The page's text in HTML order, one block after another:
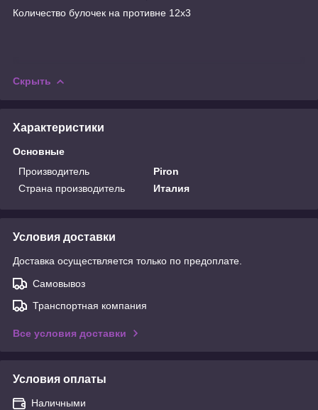
Количество булочек на противне 12x3
Скрыть
Характеристики
Основные
Производитель
Piron
Страна производитель
Италия
Условия доставки
Доставка осуществляется только по предоплате.
Самовывоз
Транспортная компания
Все условия доставки
Условия оплаты
Наличными